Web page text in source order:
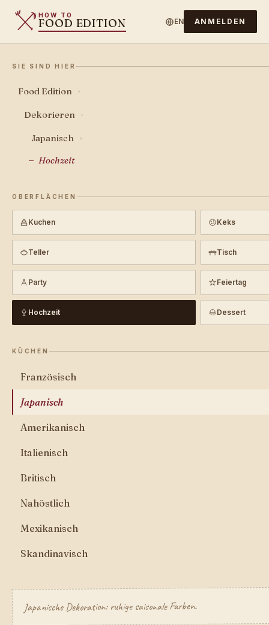
HOW TO
FOOD EDITION EN ANMELDEN
SIE SIND HIER
Food Edition ›
Dekorieren ›
Japanisch ›
Hochzeit
OBERFLÄCHEN
Kuchen Keks
Teller Tisch
Party Feiertag
Hochzeit Dessert
KÜCHEN
Französisch
Japanisch
Amerikanisch
Italienisch
Britisch
Nahöstlich
Mexikanisch
Skandinavisch
Japanische Dekoration: ruhige saisonale Farben.